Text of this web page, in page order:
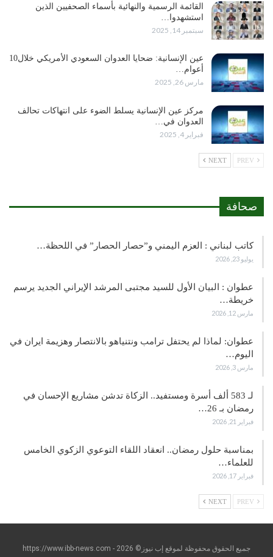
القائمة الرسمية والنهائية بأسماء الصحفيين الذين
استشهدوا…
سبتمبر 14, 2025
عين الإنسانية: ضحايا العدوان السعودي الأمريكي خلال10
أعوام…
مارس 26, 2025
مركز عين الإنسانية يسلط الضوء على انتهاكات تحالف
العدوان في…
فبراير 4, 2025
NEXT
صحافة
كاتب لبناني : العزم اليمني و”حصار الحصار” في اللحظة…
يوليو 23, 2026
عطوان : البيان الأول للسيد مجتبى المرشد الإيراني الجديد يرسم
خريطة…
مارس 12, 2026
عطوان: لماذا لم يحتفل ترامب ونتنياهو بالانتصار وهزيمة ايران في
اليوم…
مارس 3, 2026
لـ 583 ألف أسرة ومستفيد.. الزكاة تدشن مشاريع الإحسان في
رمضان بـ 26…
فبراير 21, 2026
بمناسبة حلول رمضان.. انعقاد اللقاء التوعوي الزكوي الخامس
للعلماء…
فبراير 17, 2026
NEXT
جميع الحقوق محفوظة لموقع إب نيوز© https://www.ibb-news.com - 2026